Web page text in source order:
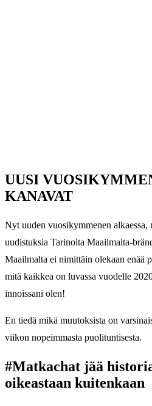
UUSI
KANAVAT
Nyt uuden vuosikymmenen
uudistuksia Tarinoita Maailmalta-
Maailmalta ei nimittäin olekaan enää
mitä kaikkea on luvassa vuodelle
innoissani olen!
En tiedä mikä muutoksista on
viikon nopeimmasta puolituntisesta.
#Matkachat jää
oikeastaan kuitenkaan